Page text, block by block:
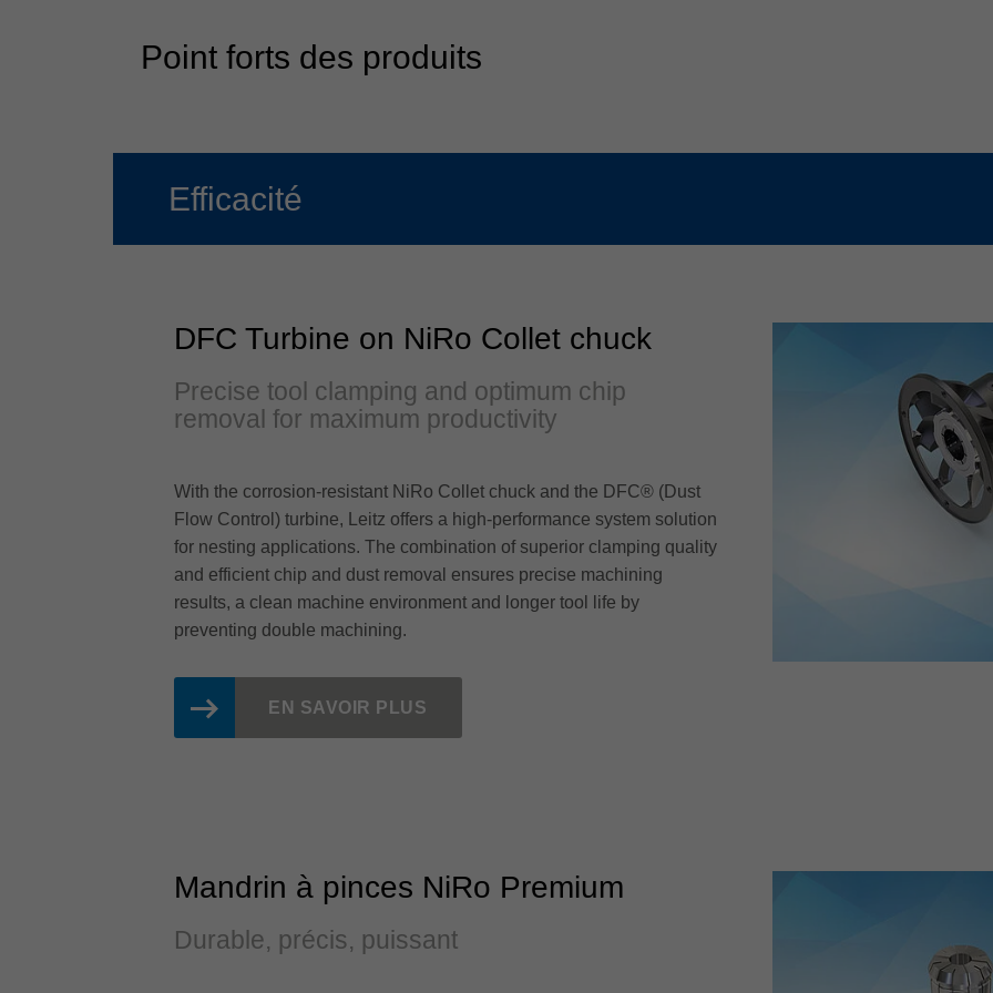
Point forts des produits
Efficacité
DFC Turbine on NiRo Collet chuck
Precise tool clamping and optimum chip
removal for maximum productivity
With the corrosion-resistant NiRo Collet chuck and the DFC® (Dust
Flow Control) turbine, Leitz offers a high-performance system solution
for nesting applications. The combination of superior clamping quality
and efficient chip and dust removal ensures precise machining
results, a clean machine environment and longer tool life by
preventing double machining.
EN SAVOIR PLUS
Mandrin à pinces NiRo Premium
Durable, précis, puissant